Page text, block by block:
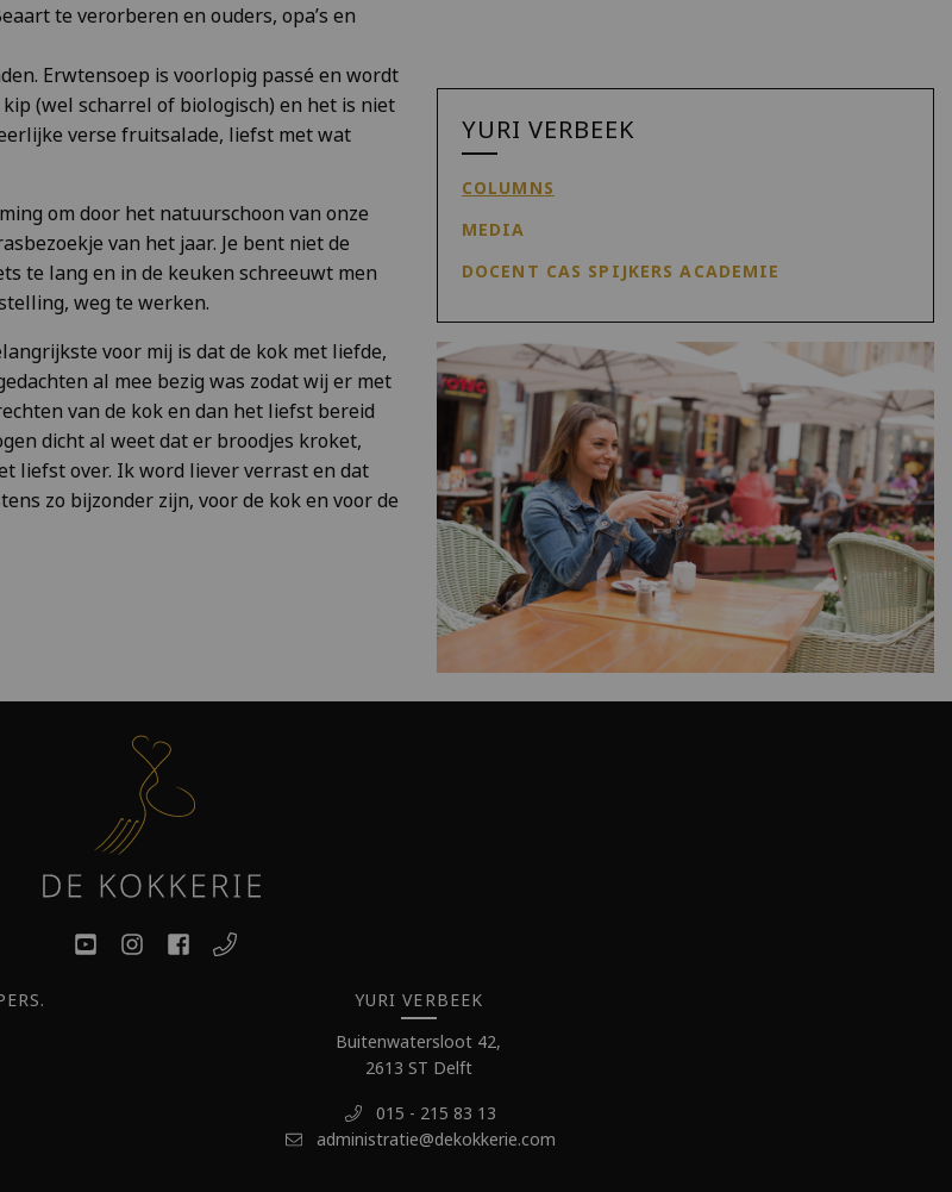
te verorberen en ouders, opa’s en
Erwtensoep is voorlopig passé en wordt
(wel scharrel of biologisch) en het is niet
verse fruitsalade, liefst met wat
om door het natuurschoon van onze
van het jaar. Je bent niet de
te lang en in de keuken schreeuwt men
weg te werken.
voor mij is dat de kok met liefde,
al mee bezig was zodat wij er met
van de kok en dan het liefst bereid
dicht al weet dat er broodjes kroket,
liefst over. Ik word liever verrast en dat
zo bijzonder zijn, voor de kok en voor de
YURI VERBEEK
COLUMNS
MEDIA
DOCENT CAS SPIJKERS ACADEMIE
YURI VERBEEK
Buitenwatersloot 42,
2613 ST Delft
015 - 215 83 13
administratie@dekokkerie.com